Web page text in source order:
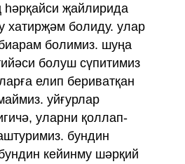
һәрқайси җайлирида
хатирҗәм болиду. улар
болимиз. шуңа
болуш сүпитимиз
елип бериватқан
уйғурлар
уларни қоллап-
бундин
кейинму шәрқий